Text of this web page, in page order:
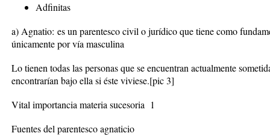
Adfinitas
a) Agnatio: es un parentesco civil o jurídico que tiene como
únicamente por vía masculina
Lo tienen todas las personas que se encuentran actualmente
encontrarían bajo ella si éste viviese.[pic 3]
Vital importancia materia sucesoria 1
Fuentes del parentesco agnaticio